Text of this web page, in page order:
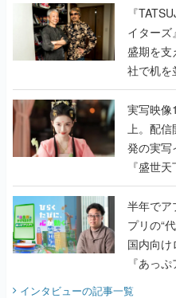
く
『
イター
盛期を支
社で机を
『
んだレジ
実写映像
上。配
発の実写
『盛世
うこだわ
半年でアプ
プリの“
国内向け
『あっ
インタビューの記事一覧